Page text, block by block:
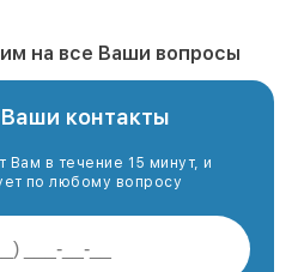
на все Ваши вопросы
контакты
Вам в течение 15 минут, и
по любому вопросу